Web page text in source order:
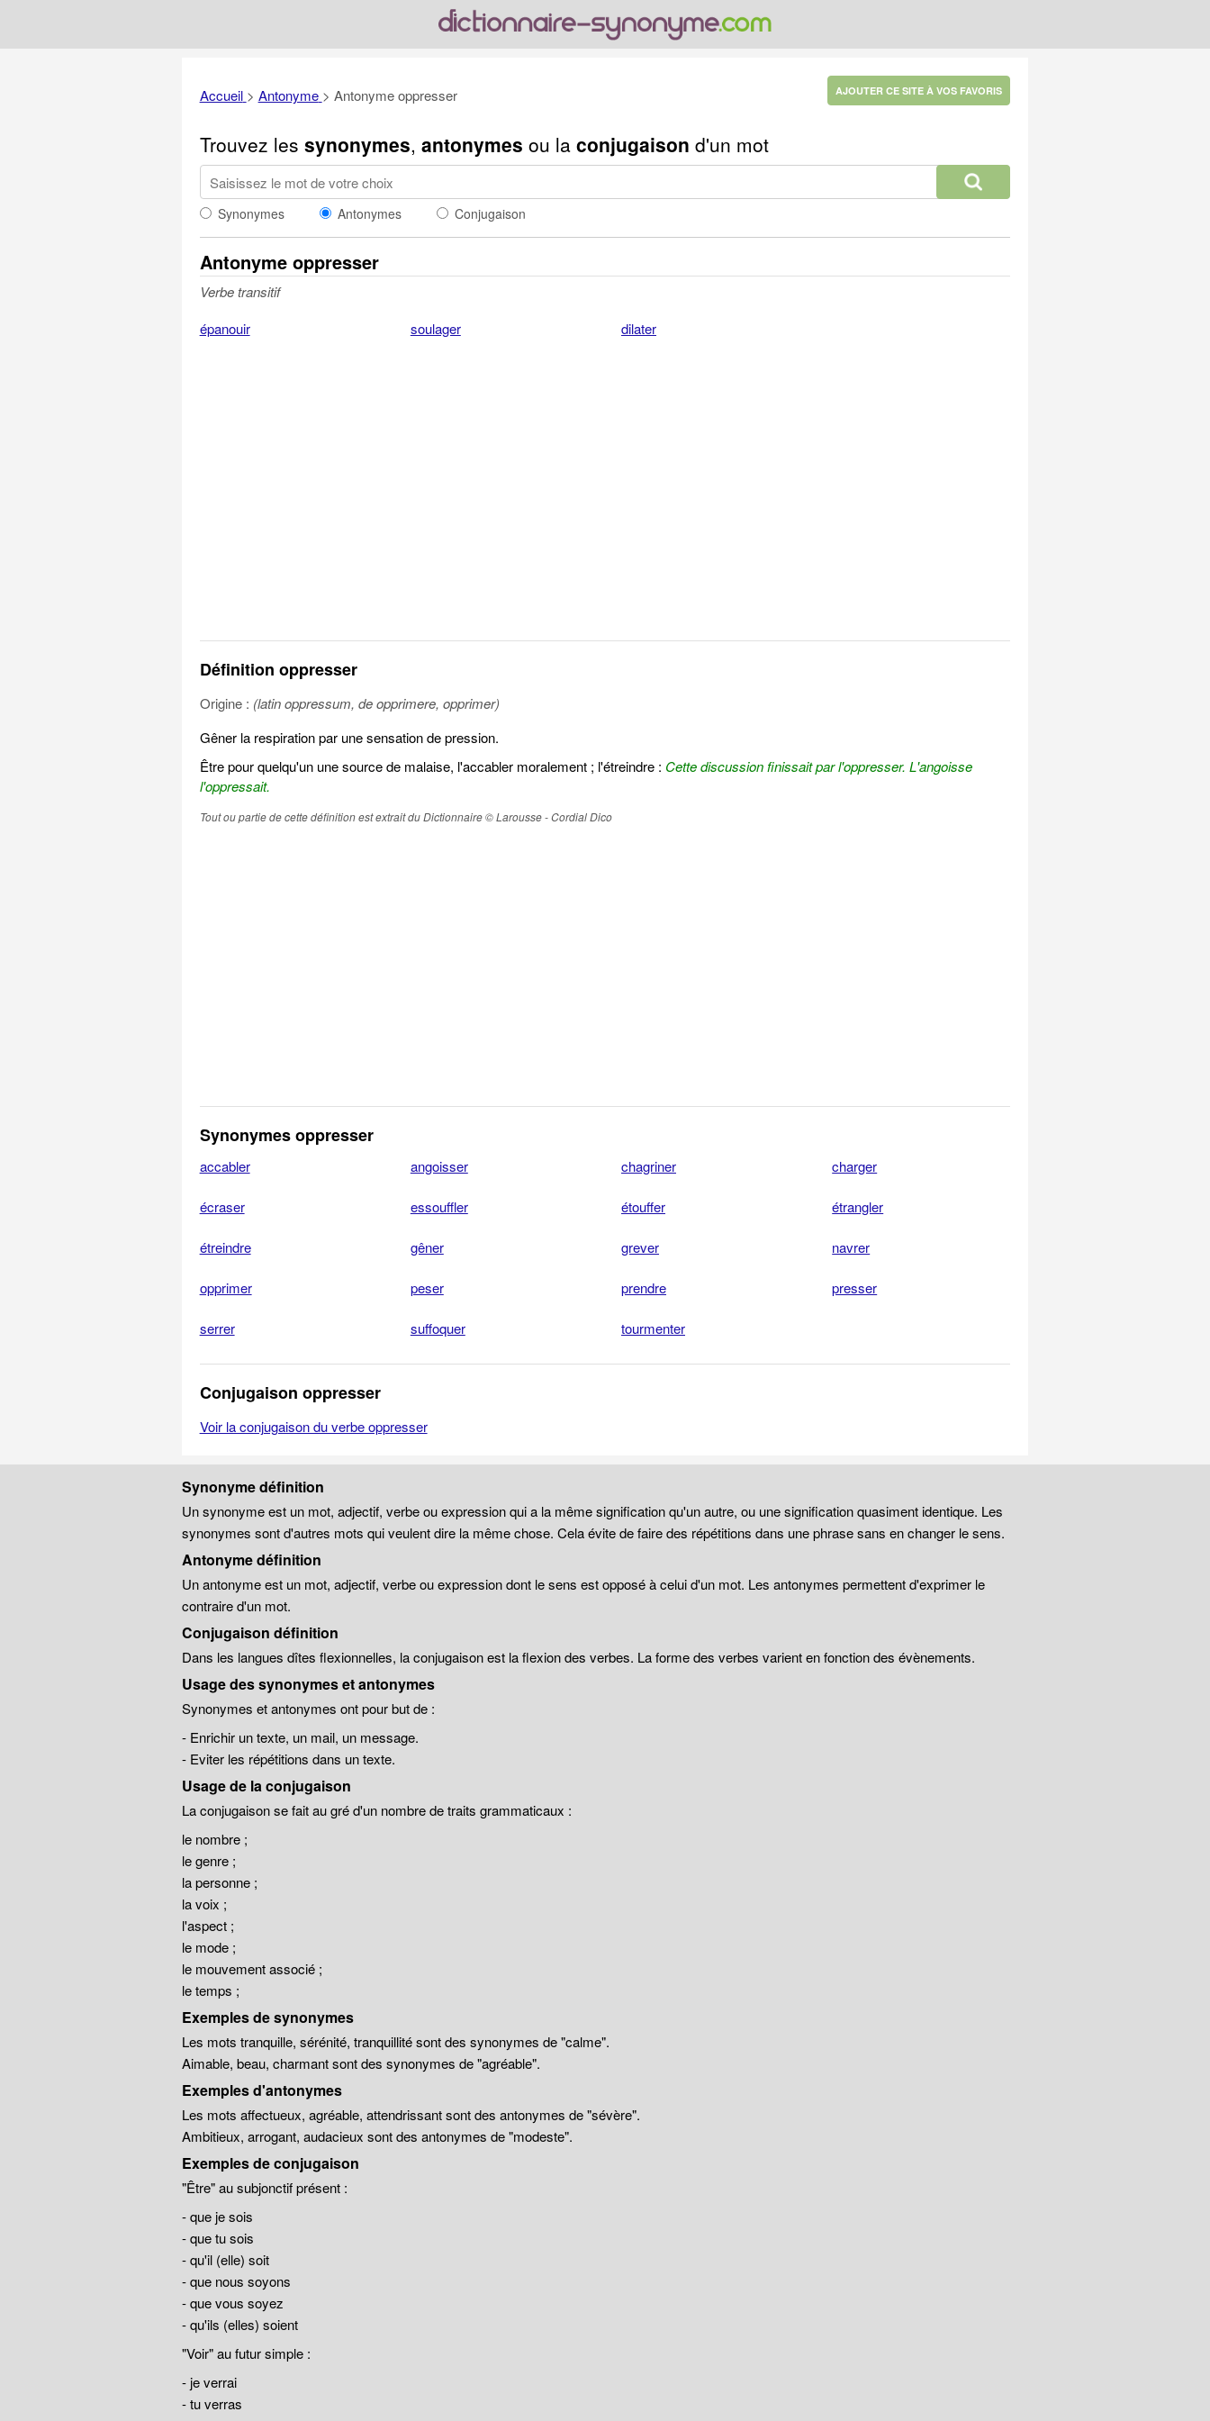
Accueil > Antonyme > Antonyme oppresser AJOUTER CE SITE À VOS FAVORIS
Trouvez les synonymes, antonymes ou la conjugaison d'un mot
Synonymes Antonymes Conjugaison
Antonyme oppresser
Verbe transitif
épanouir
soulager dilater
Définition oppresser
Origine : (latin oppressum, de opprimere, opprimer)
Gêner la respiration par une sensation de pression.
Être pour quelqu'un une source de malaise, l'accabler moralement ; l'étreindre : Cette discussion finissait par l'oppresser. L'angoisse
l'oppressait.
Tout ou partie de cette définition est extrait du Dictionnaire © Larousse - Cordial Dico
Synonymes oppresser
accabler angoisser chagriner charger
écraser essouffler étouffer étrangler
étreindre gêner grever navrer
opprimer peser prendre presser
serrer suffoquer tourmenter
Conjugaison oppresser
Voir la conjugaison du verbe oppresser
Synonyme définition
Un synonyme est un mot, adjectif, verbe ou expression qui a la même signification qu'un autre, ou une signification quasiment identique. Les
synonymes sont d'autres mots qui veulent dire la même chose. Cela évite de faire des répétitions dans une phrase sans en changer le sens.
Antonyme définition
Un antonyme est un mot, adjectif, verbe ou expression dont le sens est opposé à celui d'un mot. Les antonymes permettent d'exprimer le
contraire d'un mot.
Conjugaison définition
Dans les langues dîtes flexionnelles, la conjugaison est la flexion des verbes. La forme des verbes varient en fonction des évènements.
Usage des synonymes et antonymes
Synonymes et antonymes ont pour but de :
- Enrichir un texte, un mail, un message.
- Eviter les répétitions dans un texte.
Usage de la conjugaison
La conjugaison se fait au gré d'un nombre de traits grammaticaux :
le nombre ;
le genre ;
la personne ;
la voix ;
l'aspect ;
le mode ;
le mouvement associé ;
le temps ;
Exemples de synonymes
Les mots tranquille, sérénité, tranquillité sont des synonymes de "calme".
Aimable, beau, charmant sont des synonymes de "agréable".
Exemples d'antonymes
Les mots affectueux, agréable, attendrissant sont des antonymes de "sévère".
Ambitieux, arrogant, audacieux sont des antonymes de "modeste".
Exemples de conjugaison
"Être" au subjonctif présent :
- que je sois
- que tu sois
- qu'il (elle) soit
- que nous soyons
- que vous soyez
- qu'ils (elles) soient
"Voir" au futur simple :
- je verrai
- tu verras